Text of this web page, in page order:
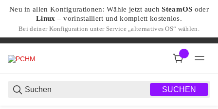
Neu in allen Konfigurationen: Wähle jetzt auchSteamOS oder
Linux – vorinstalliert und komplett kostenlos.
Bei deiner Konfiguration unter Service „alternatives OS“ wählen.
SUCHEN